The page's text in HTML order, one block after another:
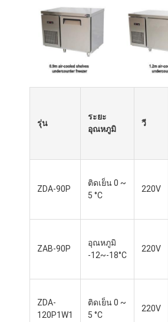
รุ่น
ระยะ
อุณหภูมิ
วี
ZDA-90P
ติดเย็น 0 ~
5 °C
220V
ZAB-90P
อุณหภูมิ
-12~-18°C
220V
ZDA-
120P1W1
ติดเย็น 0 ~
5 °C
220V